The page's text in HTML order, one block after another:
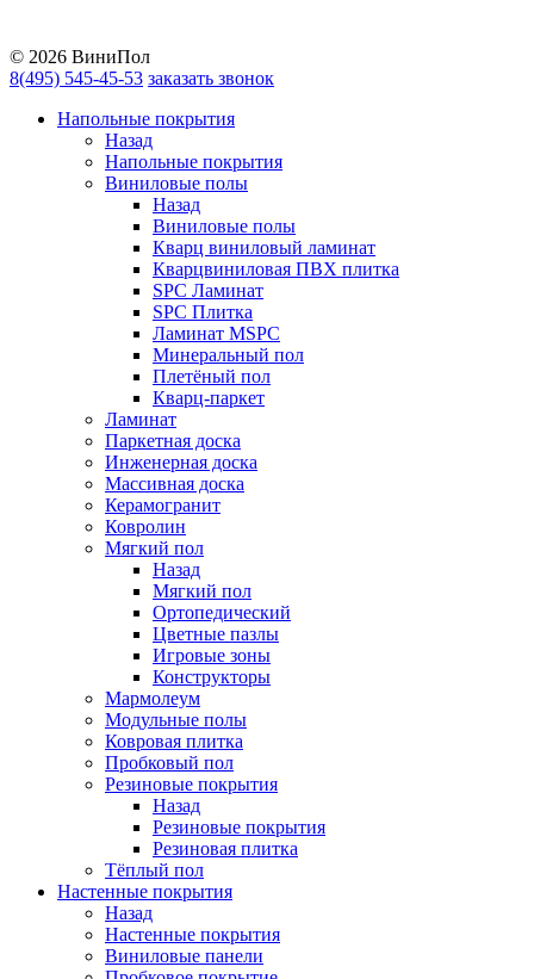
© 2026 ВиниПол
8(495) 545-45-53 заказать звонок
Напольные покрытия
Назад
Напольные покрытия
Виниловые полы
Назад
Виниловые полы
Кварц виниловый ламинат
Кварцвиниловая ПВХ плитка
SPC Ламинат
SPC Плитка
Ламинат MSPC
Минеральный пол
Плетёный пол
Кварц-паркет
Ламинат
Паркетная доска
Инженерная доска
Массивная доска
Керамогранит
Ковролин
Мягкий пол
Назад
Мягкий пол
Ортопедический
Цветные пазлы
Игровые зоны
Конструкторы
Мармолеум
Модульные полы
Ковровая плитка
Пробковый пол
Резиновые покрытия
Назад
Резиновые покрытия
Резиновая плитка
Тёплый пол
Настенные покрытия
Назад
Настенные покрытия
Виниловые панели